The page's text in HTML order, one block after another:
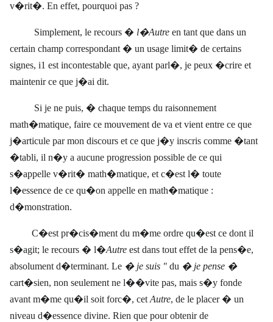
v�rit�. En effet, pourquoi pas ?
Simplement, le recours � l�Autre en tant que dans un
certain champ correspondant � un usage limit� de certains
signes, i1 est incontestable que, ayant parl�, je peux �crire et
maintenir ce que j�ai dit.
Si je ne puis, � chaque temps du raisonnement
math�matique, faire ce mouvement de va et vient entre ce que
j�articule par mon discours et ce que j�y inscris comme �tant
�tabli, il n�y a aucune progression possible de ce qui
s�appelle v�rit� math�matique, et c�est l� toute
l�essence de ce qu�on appelle en math�matique :
d�monstration.
C�est pr�cis�ment du m�me ordre qu�est ce dont il
s�agit; le recours � l�Autre est dans tout effet de la pens�e,
absolument d�terminant. Le � je suis " du � je pense �
cart�sien, non seulement ne l��vite pas, mais s�y fonde
avant m�me qu�il soit forc�, cet Autre, de le placer � un
niveau d�essence divine. Rien que pour obtenir de